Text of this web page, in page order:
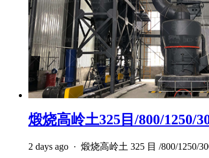
煅烧高岭土325目/800/1250/
2 days ago · 煅烧高岭土 325 目 /800/